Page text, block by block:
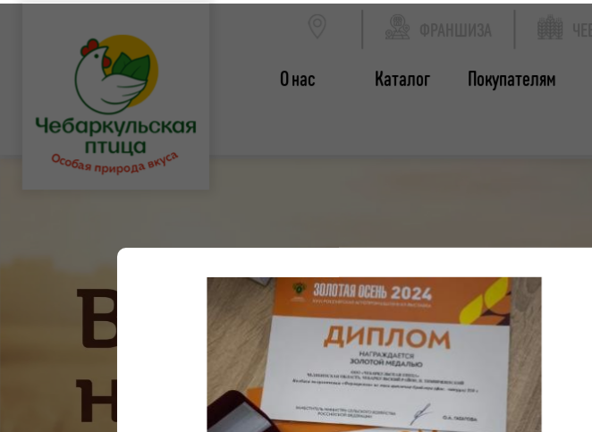
О нас Каталог Покупателям